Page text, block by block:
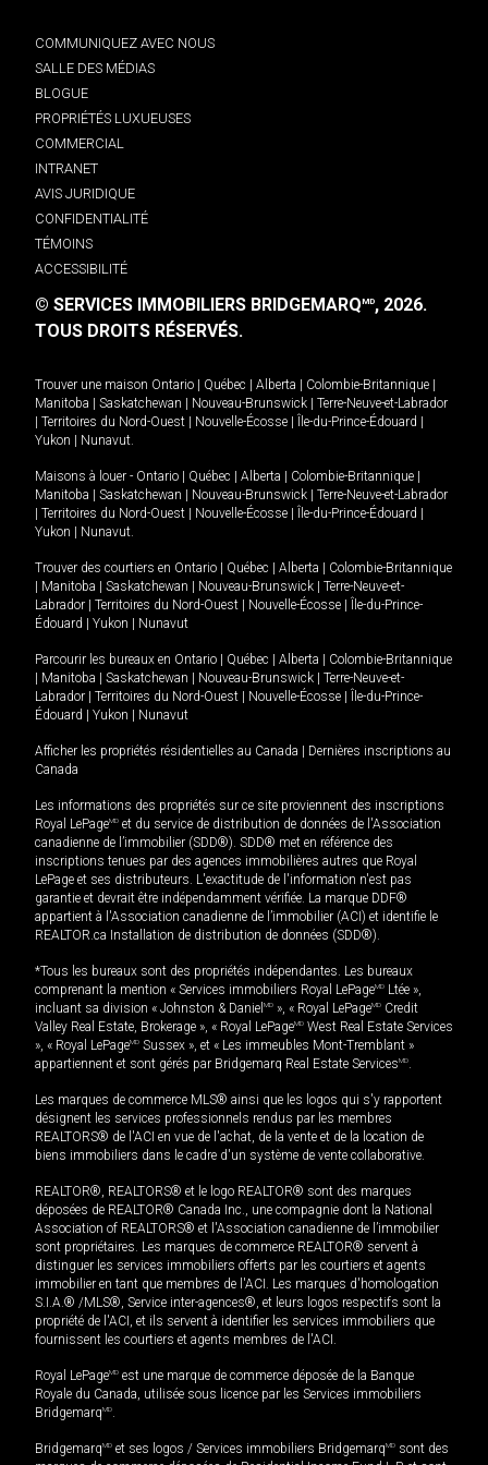
COMMUNIQUEZ AVEC NOUS
SALLE DES MÉDIAS
BLOGUE
PROPRIÉTÉS LUXUEUSES
COMMERCIAL
INTRANET
AVIS JURIDIQUE
CONFIDENTIALITÉ
TÉMOINS
ACCESSIBILITÉ
© SERVICES IMMOBILIERS BRIDGEMARQMD, 2026.
TOUS DROITS RÉSERVÉS.
Trouver une maison Ontario Québec Alberta Colombie-Britannique
Manitoba
Saskatchewan Nouveau-Brunswick
Terre-Neuve-et-Labrador
Territoires du Nord-Ouest Nouvelle-Écosse Île-du-Prince-Édouard
Yukon
Nunavut.
Maisons à louer - Ontario Québec Alberta Colombie-Britannique
Manitoba
Saskatchewan Nouveau-Brunswick
Terre-Neuve-et-Labrador
Territoires du Nord-Ouest Nouvelle-Écosse Île-du-Prince-Édouard
Yukon
Nunavut.
Trouver des courtiers en Ontario Québec Alberta
Colombie-Britannique
Manitoba Saskatchewan Nouveau-Brunswick
Terre-Neuve-et-
Labrador
Territoires du Nord-Ouest Nouvelle-Écosse
Île-du-Prince-
Édouard
Yukon Nunavut
Parcourir les bureaux en Ontario Québec Alberta
Colombie-Britannique
Manitoba Saskatchewan Nouveau-Brunswick
Terre-Neuve-et-
Labrador
Territoires du Nord-Ouest Nouvelle-Écosse
Île-du-Prince-
Édouard
Yukon Nunavut
Afficher les propriétés résidentielles au Canada
Dernières inscriptions au
Canada
Les informations des propriétés sur ce site proviennent des inscriptions
Royal LePageMD et du service de distribution de données de l'Association
canadienne de l’immobilier (SDD®). SDD® met en référence des
inscriptions tenues par des agences immobilières autres que Royal
LePage et ses distributeurs. L'exactitude de l'information n'est pas
garantie et devrait être indépendamment vérifiée. La marque DDF®
appartient à l'Association canadienne de l’immobilier (ACI) et identifie le
REALTOR.ca Installation de distribution de données (SDD®).
*Tous les bureaux sont des propriétés indépendantes. Les bureaux
comprenant la mention « Services immobiliers Royal LePageMD Ltée »,
incluant sa division « Johnston & Daniel MD », « Royal LePageMD Credit
Valley Real Estate, Brokerage », « Royal LePageMD West Real Estate Services
», « Royal LePageMD Sussex », et « Les immeubles Mont-Tremblant »
appartiennent et sont gérés par Bridgemarq Real Estate ServicesMD.
Les marques de commerce MLS® ainsi que les logos qui s'y rapportent
désignent les services professionnels rendus par les membres
REALTORS® de l'ACI en vue de l'achat, de la vente et de la location de
biens immobiliers dans le cadre d'un système de vente collaborative.
REALTOR®, REALTORS® et le logo REALTOR® sont des marques
déposées de REALTOR® Canada Inc., une compagnie dont la National
Association of REALTORS® et l'Association canadienne de l’immobilier
sont propriétaires. Les marques de commerce REALTOR® servent à
distinguer les services immobiliers offerts par les courtiers et agents
immobilier en tant que membres de l'ACI. Les marques d'homologation
S.I.A.® /MLS®, Service inter-agences®, et leurs logos respectifs sont la
propriété de l'ACI, et ils servent à identifier les services immobiliers que
fournissent les courtiers et agents membres de l'ACI.
Royal LePageMD est une marque de commerce déposée de la Banque
Royale du Canada, utilisée sous licence par les Services immobiliers
BridgemarqMD.
BridgemarqMD et ses logos / Services immobiliers BridgemarqMD sont des